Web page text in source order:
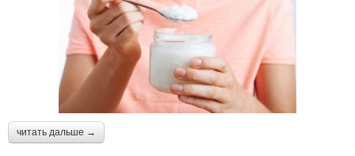
читать дальше →